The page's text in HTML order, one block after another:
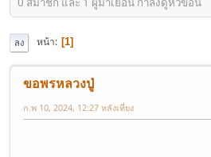
ลง หน้า 1
ขอพรหลวงปู่
ก.พ 10, 2024, 12:27 หลังเที่ยง